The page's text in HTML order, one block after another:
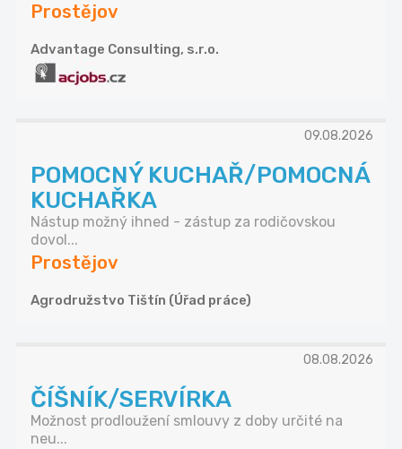
Prostějov
Advantage Consulting, s.r.o.
09.08.2026
POMOCNÝ KUCHAŘ/POMOCNÁ
KUCHAŘKA
Nástup možný ihned - zástup za rodičovskou
dovol...
Prostějov
Agrodružstvo Tištín (Úřad práce)
08.08.2026
ČÍŠNÍK/SERVÍRKA
Možnost prodloužení smlouvy z doby určité na
neu...